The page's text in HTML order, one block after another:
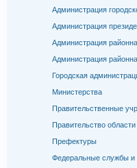
Администрация
Администрация
Администрация
Администрация
Городская
Министерства
Правительственные
Правительство
Префектуры
Федеральные службы и